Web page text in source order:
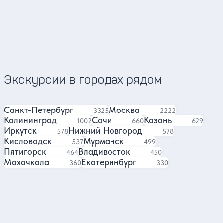
Экскурсии в городах рядом
Санкт-Петербург 3325
экскурсийМосква 2222
экскурсии
Калининград 1002
экскурсии
Сочи 660
экскурсий
Казань 629
экскурсий
Иркутск 578
экскурсий
Нижний Новгород 578
экскурсий
Кисловодск 537
экскурсий
Мурманск 499
экскурсий
Пятигорск 464
экскурсии
Владивосток 450
экскурсий
Махачкала 360
экскурсий
Екатеринбург 330
экскурсий